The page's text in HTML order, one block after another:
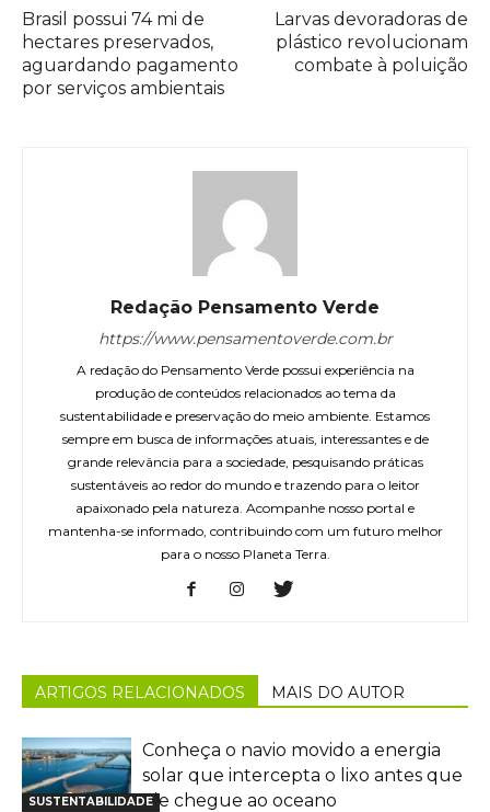
Brasil possui 74 mi de
hectares preservados,
aguardando pagamento
por serviços ambientais
Larvas devoradoras de
plástico revolucionam
combate à poluição
Redação Pensamento Verde
https://www.pensamentoverde.com.br
A redação do Pensamento Verde possui experiência na
produção de conteúdos relacionados ao tema da
sustentabilidade e preservação do meio ambiente. Estamos
sempre em busca de informações atuais, interessantes e de
grande relevância para a sociedade, pesquisando práticas
sustentáveis ao redor do mundo e trazendo para o leitor
apaixonado pela natureza. Acompanhe nosso portal e
mantenha-se informado, contribuindo com um futuro melhor
para o nosso Planeta Terra.
ARTIGOS RELACIONADOS MAIS DO AUTOR
SUSTENTABILIDADE
Conheça o navio movido a energia
solar que intercepta o lixo antes que
ele chegue ao oceano